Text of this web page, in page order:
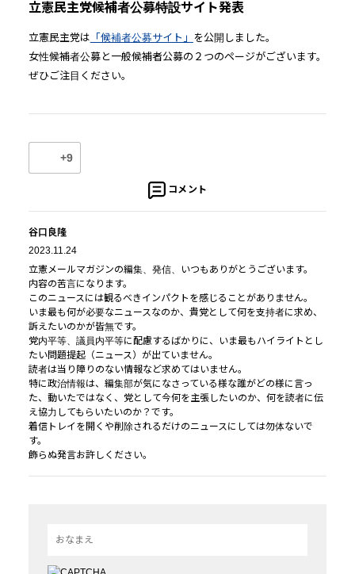
立憲民主党候補者公募特設サイト発表
立憲民主党は 「候補者公募サイト」 を公開しました。
女性候補者公募と一般候補者公募の２つのページがございます。
ぜひご注目ください。
+9
コメント
谷口良隆
2023.11.24
立憲メールマガジンの編集、発信、いつもありがとうございます。
内容の苦言になります。
このニュースには観るべきインパクトを感じることがありません。
いま最も何が必要なニュースなのか、貴党として何を支持者に求め、
訴えたいのかが皆無です。
党内平等、議員内平等に配慮するばかりに、いま最もハイライトとし
たい問題提起（ニュース）が出ていません。
読者は当り障りのない情報など求めてはいません。
特に政治情報は、編集部が気になさっている様な誰がどの様に言っ
た、動いたではなく、党として今何を主張したいのか、何を読者に伝
え協力してもらいたいのか？です。
着信トレイを開くや削除されるだけのニュースにしては勿体ないで
す。
飾らぬ発言お許しください。